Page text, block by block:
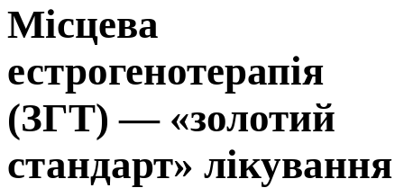
Місцева
естрогенотерапія
(ЗГТ) — «золотий
стандарт» лікування